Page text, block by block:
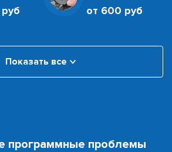
от 600 руб
Показать все
программные проблемы